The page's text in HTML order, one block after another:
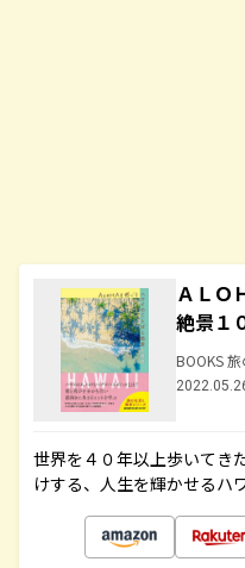
ＡＬＯ
絶景１
BOOKS
世界を４０年以上歩いてき
けする、人生を輝かせるハ